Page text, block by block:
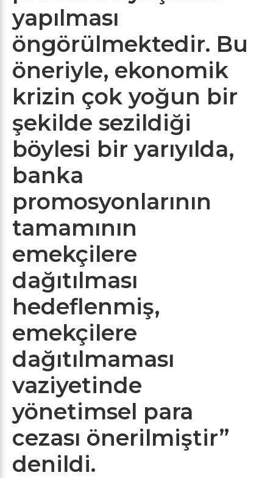
yapılması
öngörülmektedir. Bu
öneriyle, ekonomik
krizin çok yoğun bir
şekilde sezildiği
böylesi bir yarıyılda,
banka
promosyonlarının
tamamının
emekçilere
dağıtılması
hedeflenmiş,
emekçilere
dağıtılmaması
vaziyetinde
yönetimsel para
cezası önerilmiştir”
denildi.